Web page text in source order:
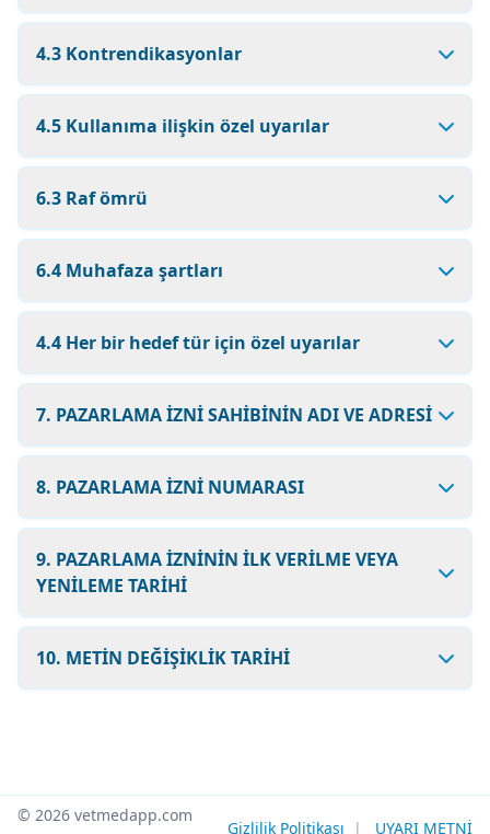
4.3 Kontrendikasyonlar
4.5 Kullanıma ilişkin özel uyarılar
6.3 Raf ömrü
6.4 Muhafaza şartları
4.4 Her bir hedef tür için özel uyarılar
7. PAZARLAMA İZNİ SAHİBİNİN ADI VE ADRESİ
8. PAZARLAMA İZNİ NUMARASI
9. PAZARLAMA İZNİNİN İLK VERİLME VEYA
YENİLEME TARİHİ
10. METİN DEĞİŞİKLİK TARİHİ
© 2026 vetmedapp.com
Gizlilik Politikası | UYARI METNİ